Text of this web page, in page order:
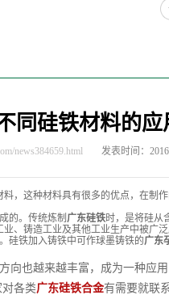
同硅铁材料的应
news384659.html 发表时间：
，这种材料具有很多的优点，在制
的。传统炼制 广东硅铁时，是将硅从
业、铸造工业及其他工业生产中被广泛
硅铁加入铸铁中可作球墨铸铁的广东
向也越来越丰富，成为一种应
各类广东硅铁合金有需要就联